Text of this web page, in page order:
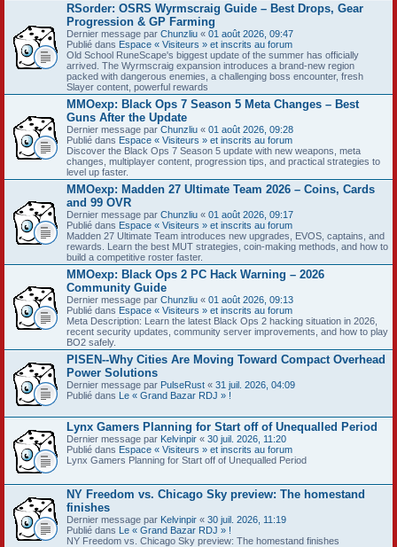
RSorder: OSRS Wyrmscraig Guide – Best Drops, Gear
Progression & GP Farming
Dernier message par Chunzliu « 01 août 2026, 09:47
Publié dans Espace « Visiteurs » et inscrits au forum
Old School RuneScape's biggest update of the summer has officially
arrived. The Wyrmscraig expansion introduces a brand-new region
packed with dangerous enemies, a challenging boss encounter, fresh
Slayer content, powerful rewards
MMOexp: Black Ops 7 Season 5 Meta Changes – Best
Guns After the Update
Dernier message par Chunzliu « 01 août 2026, 09:28
Publié dans Espace « Visiteurs » et inscrits au forum
Discover the Black Ops 7 Season 5 update with new weapons, meta
changes, multiplayer content, progression tips, and practical strategies to
level up faster.
MMOexp: Madden 27 Ultimate Team 2026 – Coins, Cards
and 99 OVR
Dernier message par Chunzliu « 01 août 2026, 09:17
Publié dans Espace « Visiteurs » et inscrits au forum
Madden 27 Ultimate Team introduces new upgrades, EVOS, captains, and
rewards. Learn the best MUT strategies, coin-making methods, and how to
build a competitive roster faster.
MMOexp: Black Ops 2 PC Hack Warning – 2026
Community Guide
Dernier message par Chunzliu « 01 août 2026, 09:13
Publié dans Espace « Visiteurs » et inscrits au forum
Meta Description: Learn the latest Black Ops 2 hacking situation in 2026,
recent security updates, community server improvements, and how to play
BO2 safely.
PISEN--Why Cities Are Moving Toward Compact Overhead
Power Solutions
Dernier message par PulseRust « 31 juil. 2026, 04:09
Publié dans Le « Grand Bazar RDJ » !
Lynx Gamers Planning for Start off of Unequalled Period
Dernier message par Kelvinpir « 30 juil. 2026, 11:20
Publié dans Espace « Visiteurs » et inscrits au forum
Lynx Gamers Planning for Start off of Unequalled Period
NY Freedom vs. Chicago Sky preview: The homestand
finishes
Dernier message par Kelvinpir « 30 juil. 2026, 11:19
Publié dans Le « Grand Bazar RDJ » !
NY Freedom vs. Chicago Sky preview: The homestand finishes